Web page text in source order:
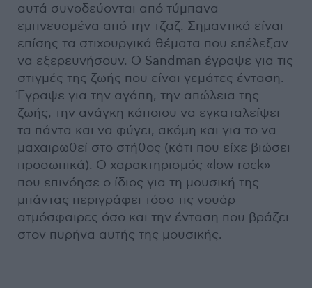
αυτά συνοδεύονται από τύμπανα
εμπνευσμένα από την τζαζ. Σημαντικά είναι
επίσης τα στιχουργικά θέματα που επέλεξαν
να εξερευνήσουν. Ο Sandman έγραψε για τις
στιγμές της ζωής που είναι γεμάτες ένταση.
Έγραψε για την αγάπη, την απώλεια της
ζωής, την ανάγκη κάποιου να εγκαταλείψει
τα πάντα και να φύγει, ακόμη και για το να
μαχαιρωθεί στο στήθος (κάτι που είχε βιώσει
προσωπικά). Ο χαρακτηρισμός «low rock»
που επινόησε ο ίδιος για τη μουσική της
μπάντας περιγράφει τόσο τις νουάρ
ατμόσφαιρες όσο και την ένταση που βράζει
στον πυρήνα αυτής της μουσικής.